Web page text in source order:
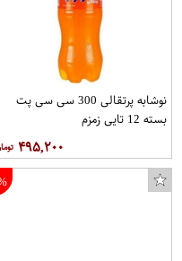
نوشابه پرتقالی 300 سی سی پت
بسته 12 تایی زمزم
۴۹۵,۲۰۰